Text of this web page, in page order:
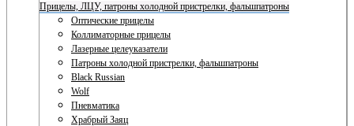
Прицелы, ЛЦУ, патроны холодной пристрелки, фальшпатроны
Оптические прицелы
Коллиматорные прицелы
Лазерные целеуказатели
Патроны холодной пристрелки, фальшпатроны
Black Russian
Wolf
Пневматика
Храбрый Заяц